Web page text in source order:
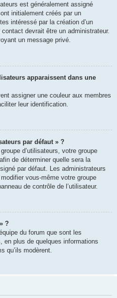
est généralement assigné
initialement créés par un
intéressé par la création d’un
devrait être un administrateur.
un message privé.
apparaissent dans une
assigner une couleur aux membres
leur identification.
par défaut » ?
d’utilisateurs, votre groupe
de déterminer quelle sera la
par défaut. Les administrateurs
vous-même votre groupe
de contrôle de l’utilisateur.
?
du forum que sont les
en plus de quelques informations
qu’ils modèrent.